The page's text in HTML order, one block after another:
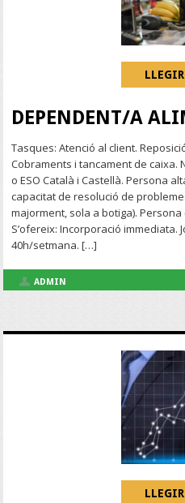
DEPENDENT/A
Tasques: Atenció al client.
Cobraments i tancament de caixa.
o ESO Català i Castellà. Persona
capacitat de resolució de
majorment, sola a botiga).
S’ofereix: Incorporació immediata.
40h/setmana. […]
ADMIN